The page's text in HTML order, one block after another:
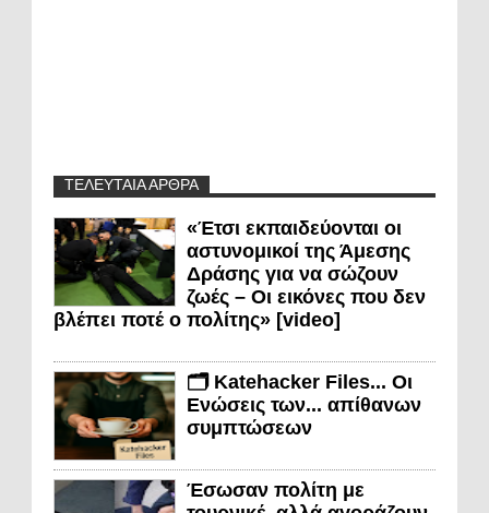
ΤΕΛΕΥΤΑΙΑ ΑΡΘΡΑ
«Έτσι εκπαιδεύονται οι
αστυνομικοί της Άμεσης
Δράσης για να σώζουν
ζωές – Οι εικόνες που δεν
βλέπει ποτέ ο πολίτης» [video]
🗂️ Katehacker Files... Οι
Ενώσεις των... απίθανων
συμπτώσεων
Έσωσαν πολίτη με